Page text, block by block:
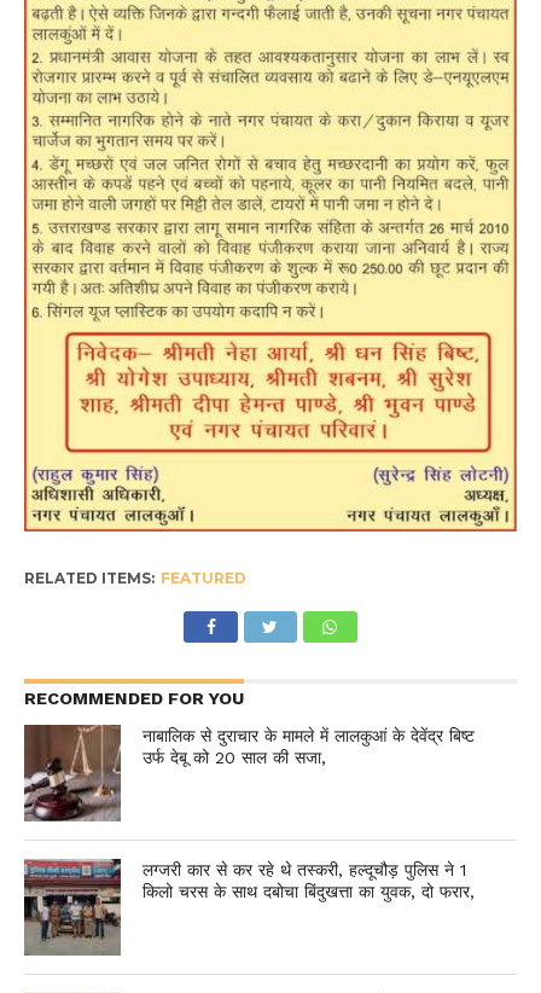
RELATED ITEMS: FEATURED
RECOMMENDED FOR YOU
नाबालिक से दुराचार के मामले में लालकुआं के देवेंद्र बिष्ट
उर्फ देबू को 20 साल की सजा,
लग्जरी कार से कर रहे थे तस्करी, हल्दूचौड़ पुलिस ने 1
किलो चरस के साथ दबोचा बिंदुखत्ता का युवक, दो फरार,